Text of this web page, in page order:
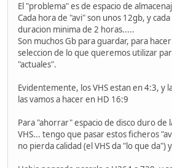
El "problema" es de espacio de
Cada hora de "avi" son unos 12gb, y
duracion minima de 2 horas.....
Son muchos Gb para guardar, para
seleccion de lo que queremos utilizar
"actuales".
Evidentemente, los VHS estan en 4:3, y
las vamos a hacer en HD 16:9
Para "ahorrar" espacio de disco duro de
VHS... tengo que pasar estos ficheros
no pierda calidad (el VHS da "lo que da")